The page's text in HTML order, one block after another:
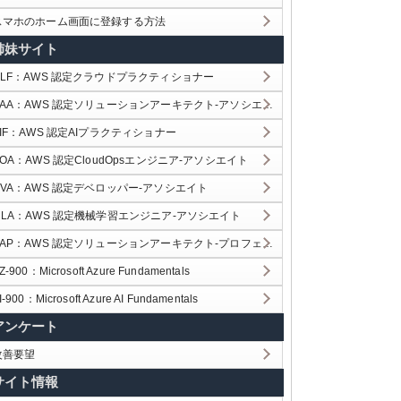
マホのホーム画面に登録する方法
妹サイト
：AWS 認定クラウドプラクティショナー
：AWS 認定ソリューションアーキテクト-アソシエイト
：AWS 認定AIプラクティショナー
：AWS 認定CloudOpsエンジニア-アソシエイト
：AWS 認定デベロッパー-アソシエイト
：AWS 認定機械学習エンジニア-アソシエイト
：AWS 認定ソリューションアーキテクト-プロフェッショナル
900：Microsoft Azure Fundamentals
900：Microsoft Azure AI Fundamentals
ンケート
善要望
イト情報